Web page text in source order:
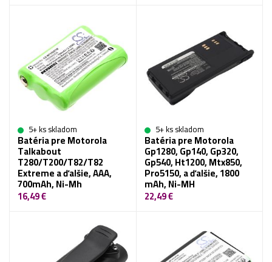
5+ ks skladom
Batéria pre Motorola
Talkabout
T280/T200/T82/T82
Extreme a ďalšie, AAA,
700mAh, Ni-Mh
16,49 €
5+ ks skladom
Batéria pre Motorola
Gp1280, Gp140, Gp320,
Gp540, Ht1200, Mtx850,
Pro5150, a ďalšie, 1800
mAh, Ni-MH
22,49 €